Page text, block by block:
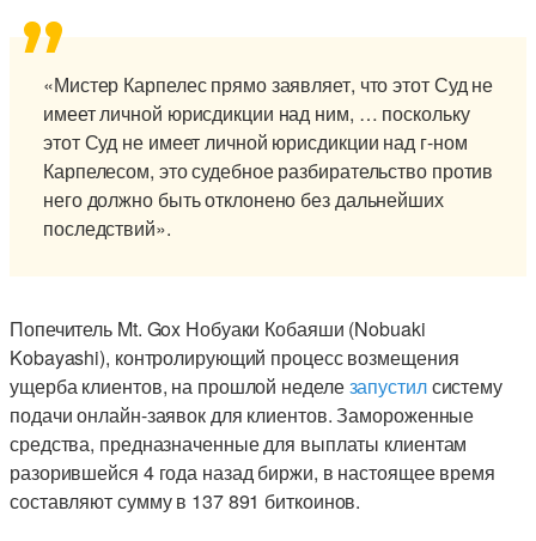
«Мистер Карпелес прямо заявляет, что этот Суд не
имеет личной юрисдикции над ним, … поскольку
этот Суд не имеет личной юрисдикции над г-ном
Карпелесом, это судебное разбирательство против
него должно быть отклонено без дальнейших
последствий».
Попечитель Mt. Gox Нобуаки Кобаяши (Nobuaki
Kobayashi), контролирующий процесс возмещения
ущерба клиентов, на прошлой неделезапустилсистему
подачи онлайн-заявок для клиентов. Замороженные
средства, предназначенные для выплаты клиентам
разорившейся 4 года назад биржи, в настоящее время
составляют сумму в 137 891 биткоинов.